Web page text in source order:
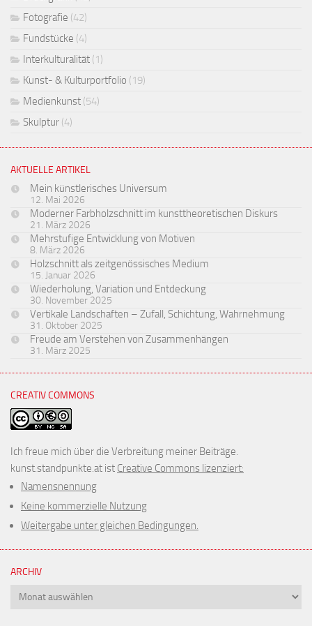
Fotografie (42)
Fundstücke (4)
Interkulturalität (1)
Kunst- & Kulturportfolio (19)
Medienkunst (54)
Skulptur (4)
AKTUELLE ARTIKEL
Mein künstlerisches Universum
12. Mai 2026
Moderner Farbholzschnitt im kunsttheoretischen Diskurs
21. März 2026
Mehrstufige Entwicklung von Motiven
8. März 2026
Holzschnitt als zeitgenössisches Medium
15. Januar 2026
Wiederholung, Variation und Entdeckung
30. November 2025
Vertikale Landschaften – Zufall, Schichtung, Wahrnehmung
31. Oktober 2025
Freude am Verstehen von Zusammenhängen
31. März 2025
CREATIV COMMONS
Ich freue mich über die Verbreitung meiner Beiträge.
kunst.standpunkte.at ist Creative Commons lizenziert:
Namensnennung
Keine kommerzielle Nutzung
Weitergabe unter gleichen Bedingungen.
ARCHIV
Archiv